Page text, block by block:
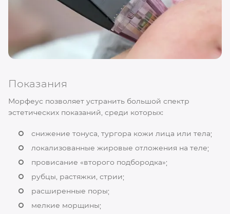
Показания
Морфеус позволяет устранить большой спектр
эстетических показаний, среди которых:
снижение тонуса, тургора кожи лица или тела;
локализованные жировые отложения на теле;
провисание «второго подбородка»;
рубцы, растяжки, стрии;
расширенные поры;
мелкие морщины;